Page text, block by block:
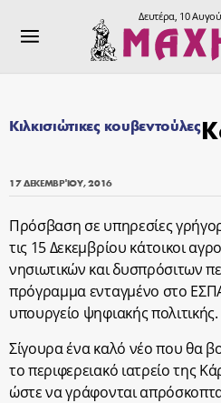
Δευτέρα, 10
Κιλκισιώτικες κουβεντούλες
17 ΔΕΚΕΜΒΡΊΟΥ, 2016
Πρόσβαση σε υπηρεσίες
τις 15 Δεκεμβρίου κάτοικοι
νησιωτικών και δυσπρόσιτων
πρόγραμμα ενταγμένο στο
υπουργείο ψηφιακής πολιτικής.
Σίγουρα ένα καλό νέο που θα
το περιφερειακό ιατρείο της
ώστε να γράφονται